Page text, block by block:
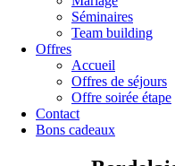
Séminaires
Team building
Offres
Accueil
Offres de séjours
Offre soirée étape
Contact
Bons cadeaux